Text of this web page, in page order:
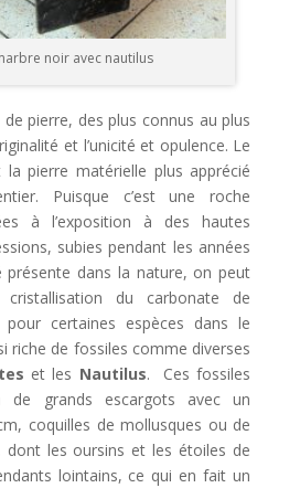
noir avec nautilus
pierre, des plus connus au plus
et l’unicité et opulence. Le
pierre matérielle plus apprécié
Puisque c’est une roche
à l’exposition à des hautes
subies pendant les années
dans la nature, on peut
du carbonate de
certaines espèces dans le
riche de fossiles comme diverses
et les Nautilus. Ces fossiles
de grands escargots avec un
coquilles de mollusques ou de
dont les oursins et les étoiles de
lointains, ce qui en fait un